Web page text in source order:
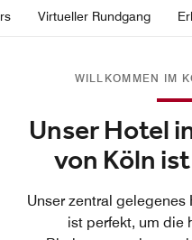
Virtueller Rundgang
WILLKOMMEN IM
Unser Hotel
von Köln
Unser zentral
ist perfekt, um die